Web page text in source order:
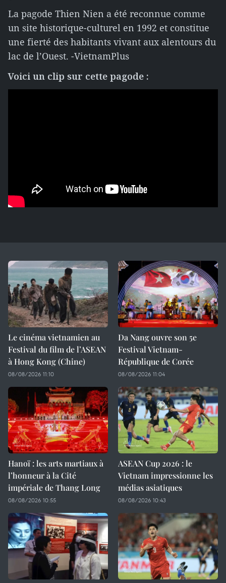
La pagode Thien Nien a été reconnue comme
un site historique-culturel en 1992 et constitue
une fierté des habitants vivant aux alentours du
lac de l’Ouest. -VietnamPlus
Voici un clip sur cette pagode :
Le cinéma vietnamien au
Festival du film de l’ASEAN
à Hong Kong (Chine)
08/08/2026 11:10
Da Nang ouvre son 5e
Festival Vietnam-
République de Corée
08/08/2026 11:04
Hanoï : les arts martiaux à
l’honneur à la Cité
impériale de Thang Long
08/08/2026 10:55
ASEAN Cup 2026 : le
Vietnam impressionne les
médias asiatiques
08/08/2026 10:43